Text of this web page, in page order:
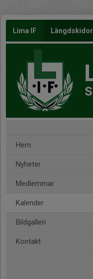
Lima IF Längdskidor
Hem
Nyheter
Medlemmar
Kalender
Bildgalleri
Kontakt